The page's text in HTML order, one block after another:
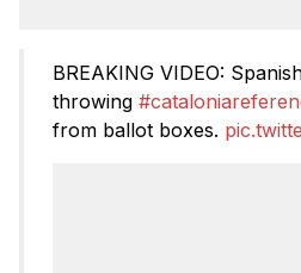
BREAKING VIDEO:
throwing
from ballot boxes.